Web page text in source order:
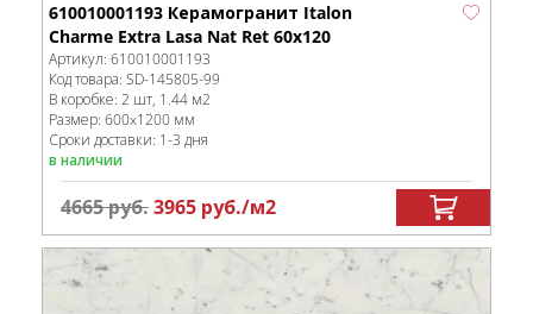
610010001193 Керамогранит Italon
Charme Extra Lasa Nat Ret 60x120
Артикул: 610010001193
Код товара: SD-145805-99
В коробке: 2 шт, 1.44 м2
Размер: 600x1200 мм
Сроки доставки: 1-3 дня
в наличии
4665руб.3965 руб./м2